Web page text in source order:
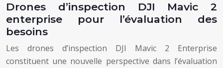
Drones d’inspection DJI Mavic 2
enterprise pour l’évaluation des
besoins
Les drones d’inspection DJI Mavic 2 Enterprise
constituent une nouvelle perspective dans l’évaluation